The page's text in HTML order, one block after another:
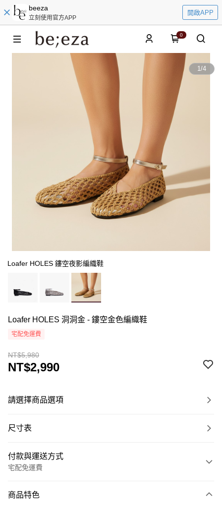
beeza
立刻使用官方APP
開啟APP
0
1/4
Loafer HOLES 鏤空夜影編織鞋
Loafer HOLES 洞洞金 - 鏤空金色編織鞋
宅配免運費
NT$5,980
NT$2,990
請選擇商品選項
尺寸表
付款與運送方式
宅配免運費
信用卡一次付款
商品特色